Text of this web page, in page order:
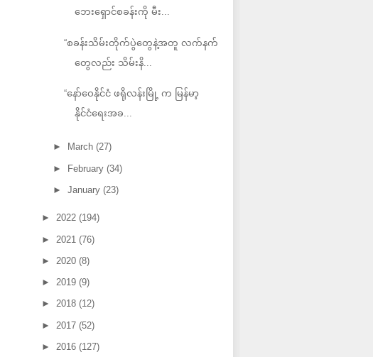
ဘေးရှောင်စခန်းကို မီး...
“စခန်းသိမ်းတိုက်ပွဲတွေနဲ့အတူ လက်နက်
တွေလည်း သိမ်းနိ...
“နော်ဝေနိုင်ငံ ဖရိုလန်းမြို့ က မြန်မာ့
နိုင်ငံရေးအခ...
► March (27)
► February (34)
► January (23)
► 2022 (194)
► 2021 (76)
► 2020 (8)
► 2019 (9)
► 2018 (12)
► 2017 (52)
► 2016 (127)